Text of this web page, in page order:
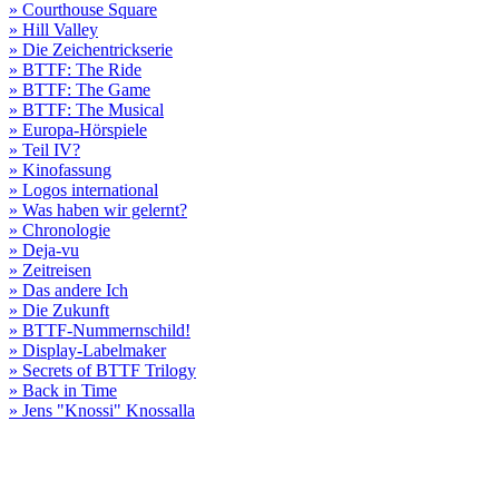
» Courthouse Square
» Hill Valley
» Die Zeichentrickserie
» BTTF: The Ride
» BTTF: The Game
» BTTF: The Musical
» Europa-Hörspiele
» Teil IV?
» Kinofassung
» Logos international
» Was haben wir gelernt?
» Chronologie
» Deja-vu
» Zeitreisen
» Das andere Ich
» Die Zukunft
» BTTF-Nummernschild!
» Display-Labelmaker
» Secrets of BTTF Trilogy
» Back in Time
» Jens "Knossi" Knossalla